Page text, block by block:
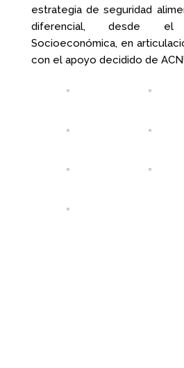
estrategia de seguridad
diferencial, desde
Socioeconómica, en
con el apoyo decidido de